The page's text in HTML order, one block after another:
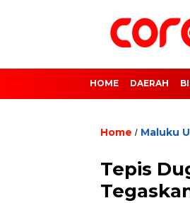
HOME DAERAH
Home / Maluku
Tepis